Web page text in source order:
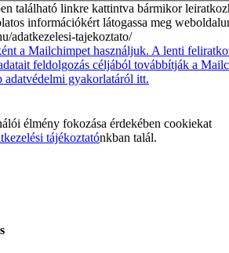
található linkre kattintva bármikor
információkért látogassa meg
adatkezelesi-tajekoztato/
a Mailchimpet használjuk. A lenti
feldolgozás céljából továbbítják a
gyakorlatáról itt.
élmény fokozása érdekében cookiekat
tájékoztatónkban talál.